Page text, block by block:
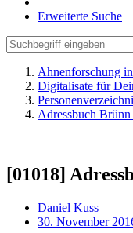
Erweiterte Suche
Ahnenforschung
Digitalisate für
Adressbuch
[01018]
Daniel Kuss
30. November